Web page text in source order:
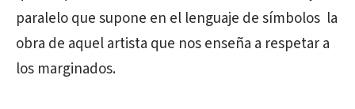
paralelo que supone en el lenguaje de símbolos la
obra de aquel artista que nos enseña a respetar a
los marginados.